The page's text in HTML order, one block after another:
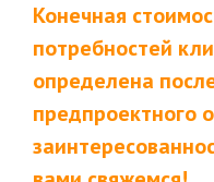
Конечная
потребностей
определена
предпроектного